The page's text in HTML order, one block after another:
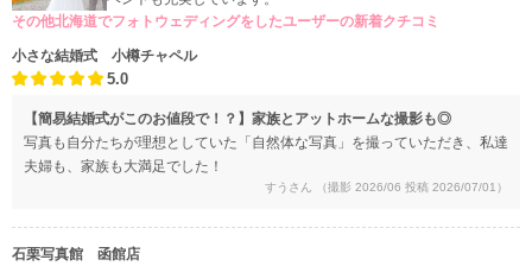
その他北海道でフォトウェディングをしたユーザーの新着クチコミ
小さな結婚式 小樽チャペル
5.0
【簡易結婚式がこのお値段で！？】家族とアットホームな撮影も◎
写真も自分たちが理想としていた「自然体な写真」を撮っていただき、私達
夫婦も、家族も大満足でした！
すうさん （撮影 2026/06 投稿 2026/07/01）
石栗写真館 函館店